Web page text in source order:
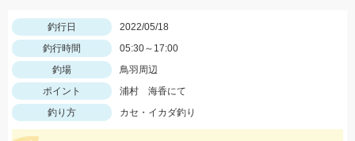
釣行日
2022/05/18
釣行時間
05:30～17:00
釣場
鳥羽周辺
ポイント
浦村 海香にて
釣り方
カセ・イカダ釣り